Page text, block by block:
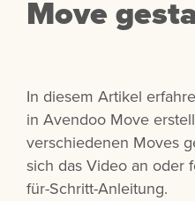
Move
In diesem Artikel
in Avendoo Move
verschiedenen Moves
sich das Video an oder
für-Schritt-Anleitung.